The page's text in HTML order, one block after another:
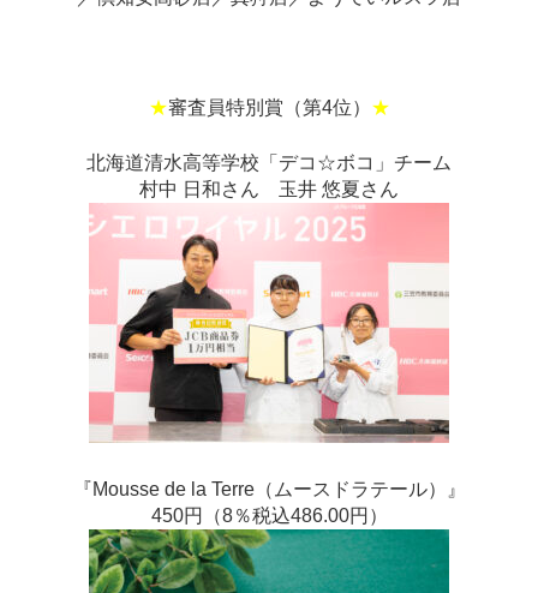
★審査員特別賞（第4位） ★
北海道清水高等学校「デコ☆ボコ」チーム
村中 日和さん 玉井 悠夏さん
『Mousse de la Terre（ムースドラテール）』
450円（8％税込486.00円）